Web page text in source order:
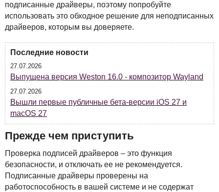
подписанные драйверы, поэтому попробуйте
использовать это обходное решение для неподписанных
драйверов, которым вы доверяете.
Последние новости
27.07.2026
Выпущена версия Weston 16.0 - композитор Wayland
27.07.2026
Вышли первые публичные бета-версии iOS 27 и
macOS 27
Прежде чем приступить
Проверка подписей драйверов – это функция
безопасности, и отключать ее не рекомендуется.
Подписанные драйверы проверены на
работоспособность в вашей системе и не содержат